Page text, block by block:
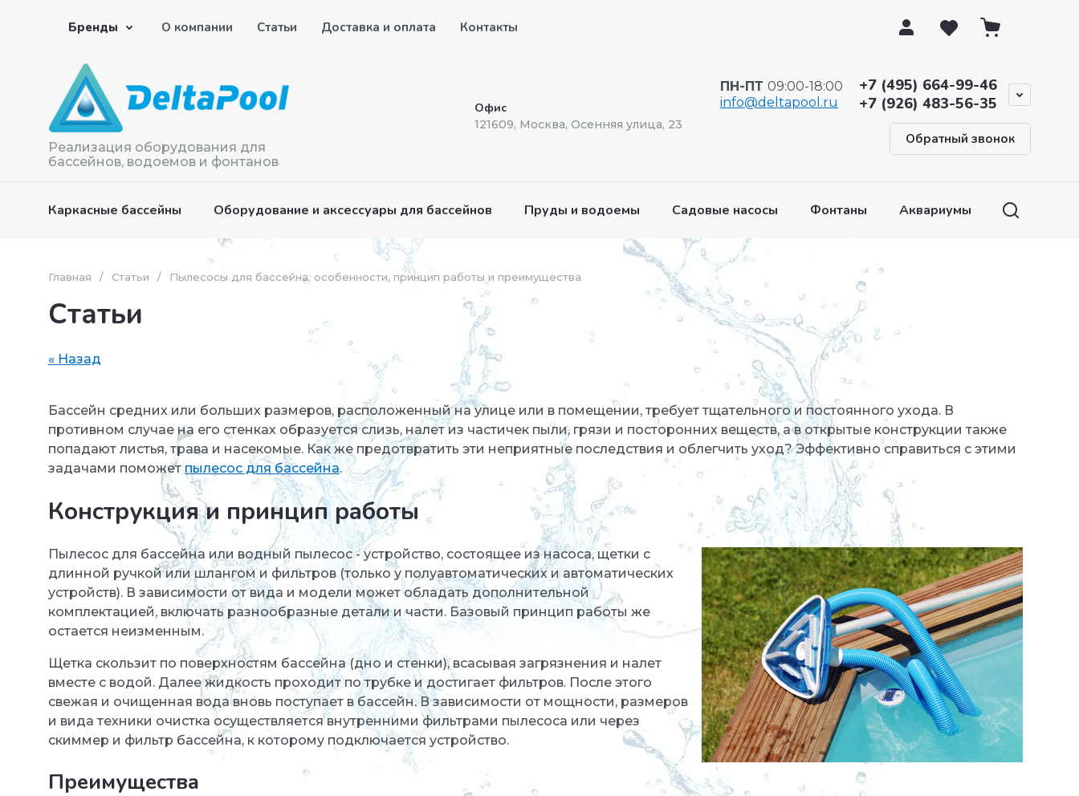
Бренды О компании Статьи Доставка и оплата Контакты
Реализация оборудования для
бассейнов, водоемов и фонтанов
Офис
121609, Москва, Осенняя улица, 23
ПН-ПТ 09:00-18:00
info@deltapool.ru
+7 (495) 664-99-46
+7 (926) 483-56-35
Обратный звонок
Каркасные бассейны Оборудование и аксессуары для бассейнов Пруды и водоемы Садовые насосы Фонтаны Аквариумы и аквариумное
Главная / Статьи / Пылесосы для бассейна: особенности, принцип работы и преимущества
Статьи
« Назад
Бассейн средних или больших размеров, расположенный на улице или в помещении, требует тщательного и постоянного ухода. В
противном случае на его стенках образуется слизь, налет из частичек пыли, грязи и посторонних веществ, а в открытые конструкции также
попадают листья, трава и насекомые. Как же предотвратить эти неприятные последствия и облегчить уход? Эффективно справиться с этими
задачами поможет пылесос для бассейна.
Конструкция и принцип работы
Пылесос для бассейна или водный пылесос - устройство, состоящее из насоса, щетки с
длинной ручкой или шлангом и фильтров (только у полуавтоматических и автоматических
устройств). В зависимости от вида и модели может обладать дополнительной
комплектацией, включать разнообразные детали и части. Базовый принцип работы же
остается неизменным.
Щетка скользит по поверхностям бассейна (дно и стенки), всасывая загрязнения и налет
вместе с водой. Далее жидкость проходит по трубке и достигает фильтров. После этого
свежая и очищенная вода вновь поступает в бассейн. В зависимости от мощности, размеров
и вида техники очистка осуществляется внутренними фильтрами пылесоса или через
скиммер и фильтр бассейна, к которому подключается устройство.
Преимущества